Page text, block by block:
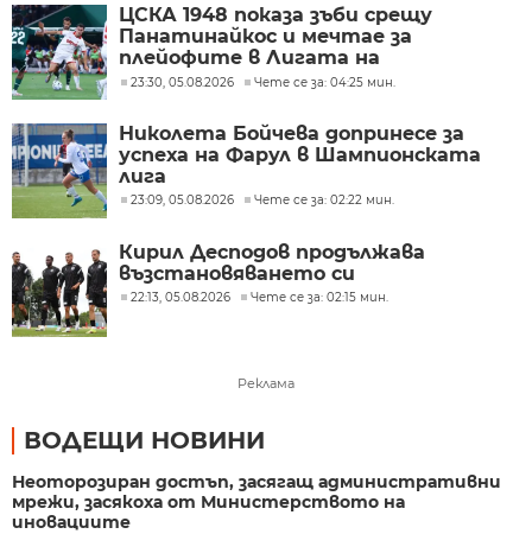
ЦСКА 1948 показа зъби срещу
Панатинайкос и мечтае за
плейофите в Лигата на
конференциите
23:30, 05.08.2026 Чете се за: 04:25 мин.
Николета Бойчева допринесе за
успеха на Фарул в Шампионската
лига
23:09, 05.08.2026 Чете се за: 02:22 мин.
Кирил Десподов продължава
възстановяването си
22:13, 05.08.2026 Чете се за: 02:15 мин.
Реклама
ВОДЕЩИ НОВИНИ
Неоторозиран достъп, засягащ административни
мрежи, засякоха от Министерството на
иновациите